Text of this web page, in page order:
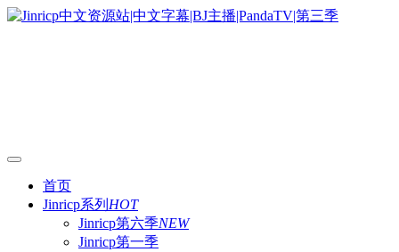
首页
Jinricp系列 HOT
Jinricp第六季NEW
Jinricp第一季